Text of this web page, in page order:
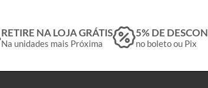
RETIRE NA LOJA GRÁTIS
Na unidades mais Próxima
5% DE
no boleto ou Pix